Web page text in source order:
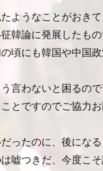
ようなことがおき
韓論に発展したもの
頃にも韓国や中国
言わないと困るので
とですのでご協力お
ったのに、後にな
嘘つきだ、今度こ